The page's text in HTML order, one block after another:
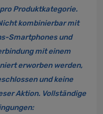
Produktkategorie.
kombinierbar mit
Smartphones und
mit einem
erworben werden,
und keine
Aktion. Vollständige